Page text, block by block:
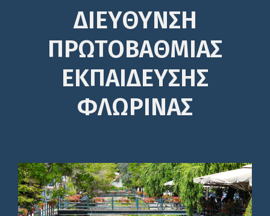
ΔΙΕΎΘΥΝΣΗ
ΠΡΩΤΟΒΆΘΜΙΑΣ
ΕΚΠΑΊΔΕΥΣΗΣ
ΦΛΩΡΙΝΑΣ